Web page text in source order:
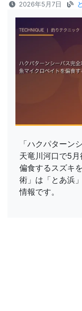
2026年5月7日
「ハクパターン
天竜川河口で5
偏食するスズキ
術」は「とあ浜
情報です。